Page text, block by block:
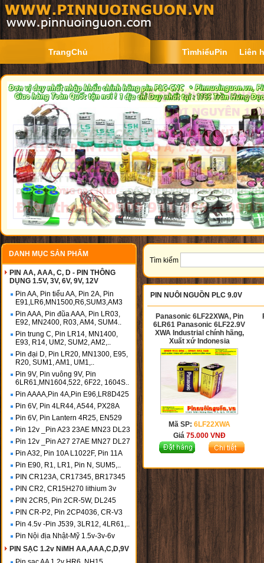
TrangChủ TìmhiểuPin Liên
DANH MỤC SẢN PHẨM
PIN AA, AAA, C, D - PIN THÔNG
DỤNG 1.5V, 3V, 6V, 9V, 12V
Pin AA, Pin tiểu AA, Pin 2A, Pin
E91,LR6,MN1500,R6,SUM3,AM3
Pin AAA, Pin đũa AAA, Pin LR03,
E92, MN2400, R03, AM4, SUM4..
Pin trung C, Pin LR14, MN1400,
E93, R14, UM2, SUM2, AM2,..
Pin đại D, Pin LR20, MN1300, E95,
R20, SUM1, AM1, UM1,..
Pin 9V, Pin vuông 9V, Pin
6LR61,MN1604,522, 6F22, 1604S..
Pin AAAA,Pin 4A,Pin E96,LR8D425
Pin 6V, Pin 4LR44, A544, PX28A
Pin 6V, Pin Lantern 4R25, EN529
Pin 12v _Pin A23 23AE MN23 DL23
Pin 12v _Pin A27 27AE MN27 DL27
Pin A32, Pin 10A L1022F, Pin 11A
Pin E90, R1, LR1, Pin N, SUM5,..
PIN CR123A, CR17345, BR17345
PIN CR2, CR15H270 lithium 3v
PIN 2CR5, Pin 2CR-5W, DL245
PIN CR-P2, Pin 2CP4036, CR-V3
Pin 4.5v -Pin J539, 3LR12, 4LR61,..
Pin Nội địa Nhật-Mỹ 1.5v-3v-6v
PIN SẠC 1.2v NiMH AA,AAA,C,D,9V
Tìm kiếm
PIN NUÔI NGUỒN PLC 9.0V
Panasonic 6LF22XWA, Pin
6LR61 Panasonic 6LF22.9V
XWA Industrial chính hãng,
Xuất xứ Indonesia
Mã SP: 6LF22XWA
Giá 75.000 VNĐ